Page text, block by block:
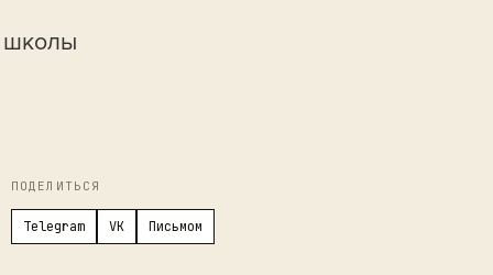
школы
ПОДЕЛИТЬСЯ
Telegram VK Письмом